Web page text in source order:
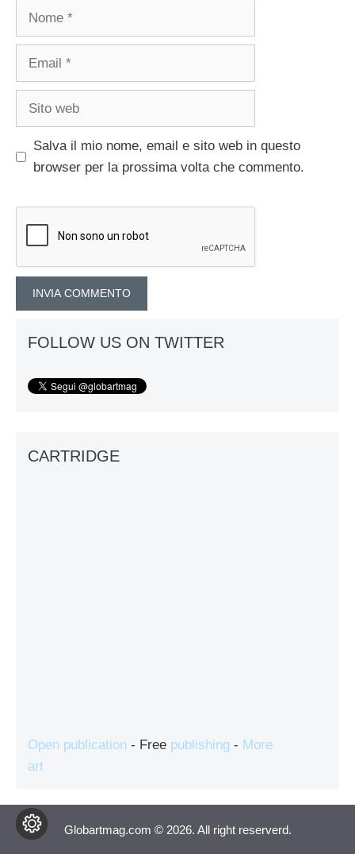
Nome
Email
Sito
Salva il mio nome, email e sito web in questo
browser per la prossima volta che commento.
FOLLOW US ON TWITTER
CARTRIDGE
Open publication - Free publishing - More
art
Globartmag.com © 2026. All right reserverd.